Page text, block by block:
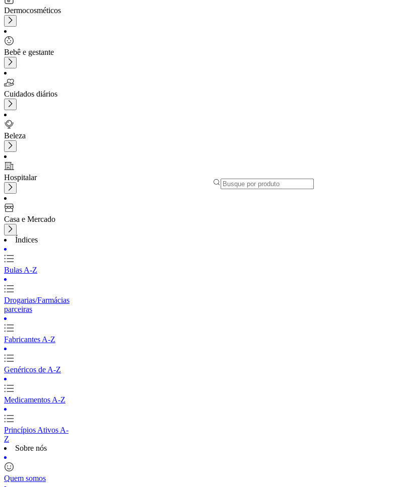
Dermocosméticos
Bebê e gestante
Cuidados diários
Beleza
Hospitalar
Casa e Mercado
Índices
Bulas A-Z
Drogarias/Farmácias
parceiras
Fabricantes A-Z
Genéricos de A-Z
Medicamentos A-Z
Princípios Ativos A-
Z
Sobre nós
Quem somos